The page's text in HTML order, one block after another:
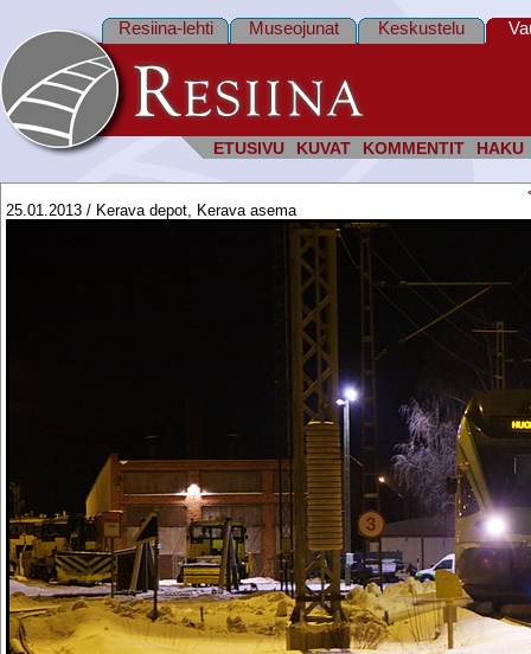
ETUSIVU KUVAT KOMMENTIT HAKU
Resiina-lehti Museojunat Keskustelu
25.01.2013 / Kerava depot, Kerava asema